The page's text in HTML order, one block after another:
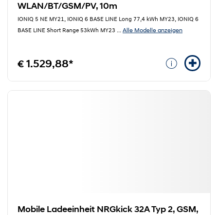
WLAN/BT/GSM/PV, 10m
IONIQ 5 NE MY21, IONIQ 6 BASE LINE Long 77,4 kWh MY23, IONIQ 6
BASE LINE Short Range 53kWh MY23 ... Alle Modelle anzeigen
€ 1.529,88*
Mobile Ladeeinheit NRGkick 32A Typ 2, GSM,